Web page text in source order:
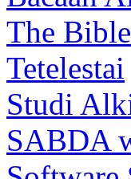
The
Tetelestai
Studi
SABDA